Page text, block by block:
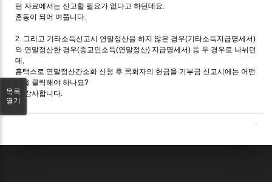
떤 자료에서는 신고할 필요가 없다고 하던데요.
혼동이 되어 여쭙니다.
2. 그리고 기타소득신고시 연말정산을 하지 않은 경우(기타소득지급명세서)
와 연말정산한 경우(종교인소득(연말정산) 지급명세서) 등 두 경우로 나뉘던
데,
홈택스로 연말정산간소화 신청 후 목회자의 헌금을 기부금 신고시에는 어떤
것을 클릭해야 하나요?
늘 감사합니다.
목록
열기